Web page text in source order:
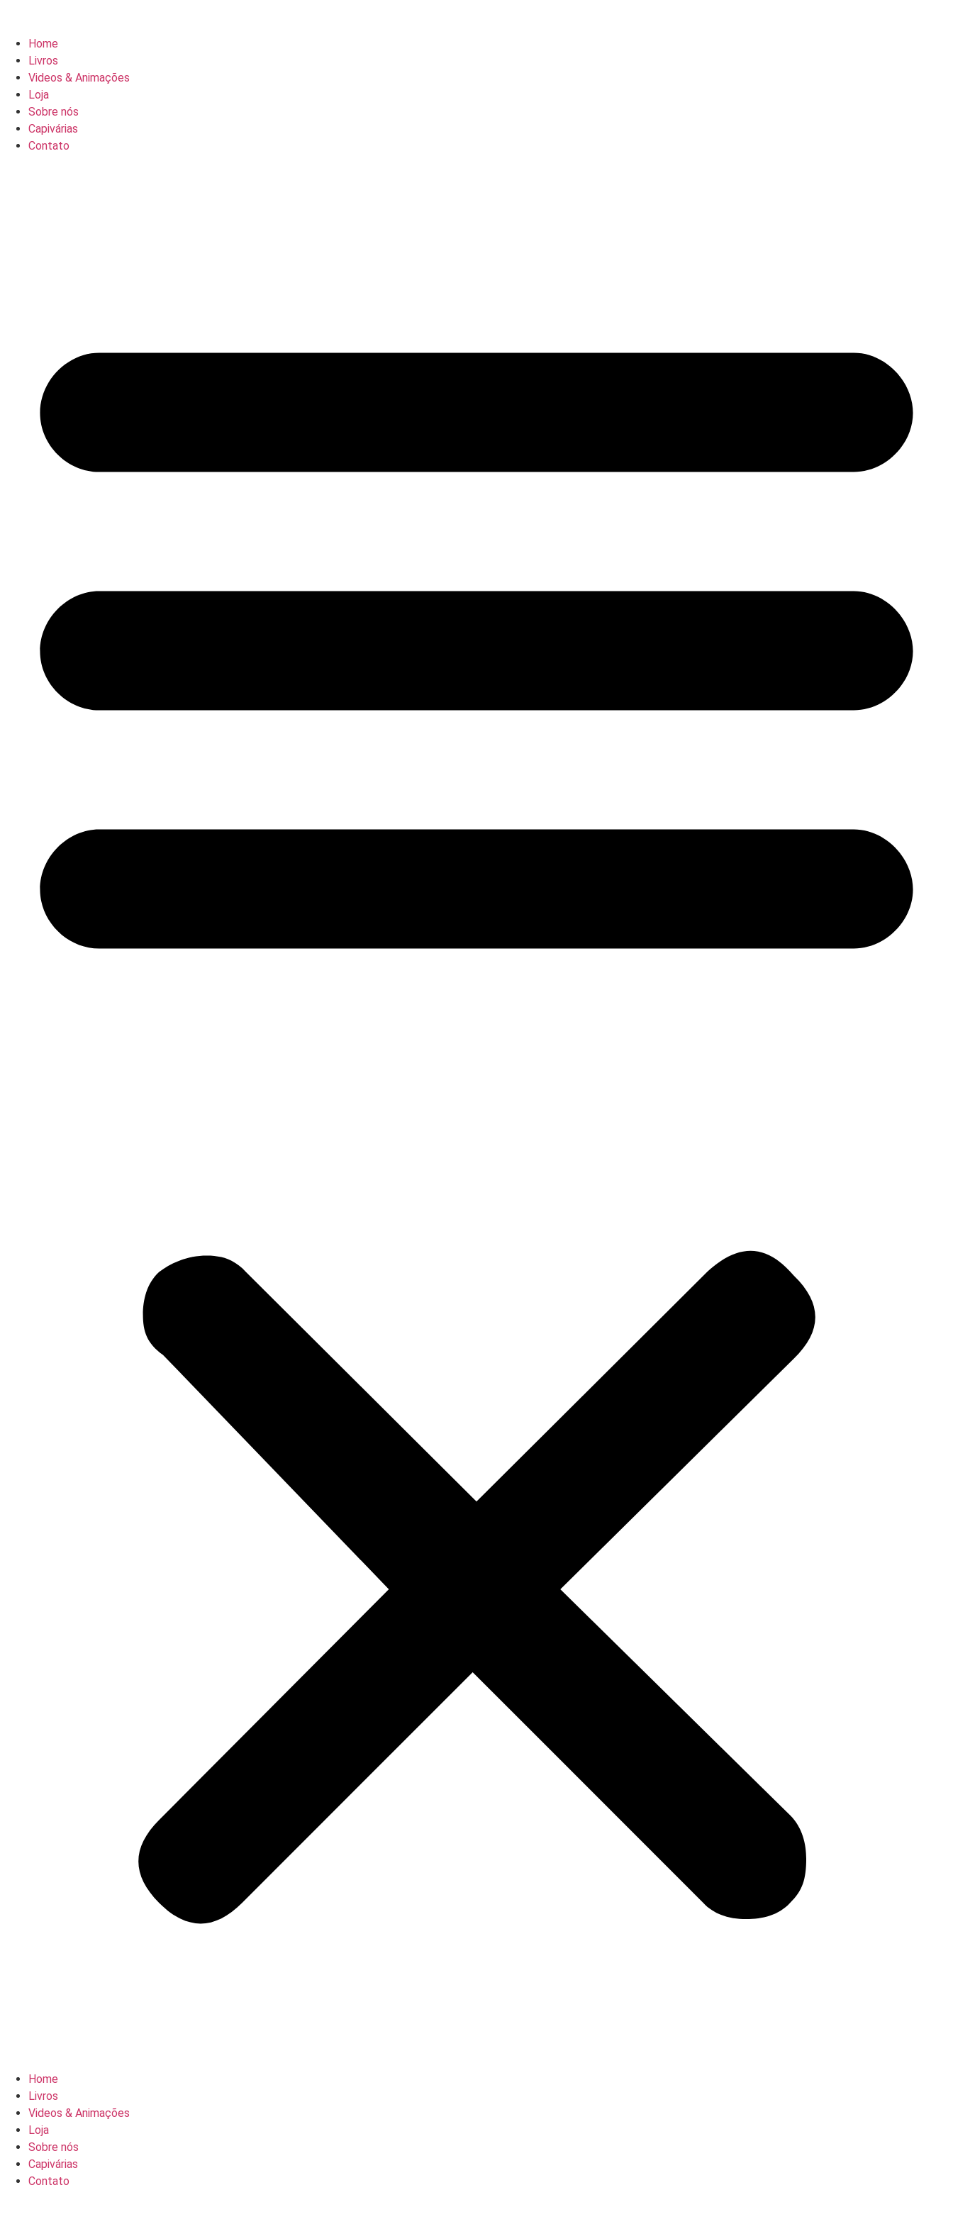
Home
Livros
Videos & Animações
Loja
Sobre nós
Capivárias
Contato
Home
Livros
Videos & Animações
Loja
Sobre nós
Capivárias
Contato